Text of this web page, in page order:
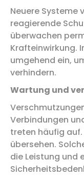
Neuere Systeme
reagierende
überwachen
Krafteinwirkung.
umgehend ein,
verhindern.
Wartung und
Verbindungen
treten häufig
übersehen.
die Leistung und